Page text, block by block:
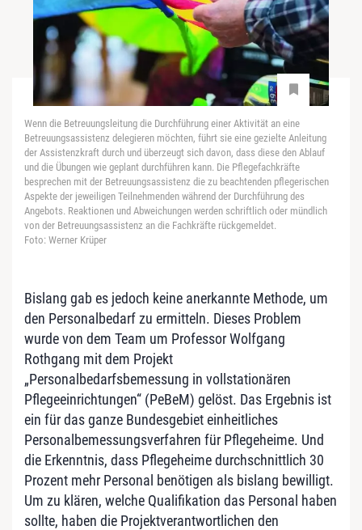
Wenn die Betreuungsleitung die Durchführung einer Aktivität an eine
Betreuungsassistenz delegieren möchten, führt sie eine gezielte Anleitung
der Assistenzkraft durch und überzeugt sich davon, dass diese den Ablauf
und die Übungen wie geplant durchführen kann. Die Pflegefachkräfte
besprechen mit der Betreuungsassistenz die zu beachtenden pflegerischen
Aspekte der jeweiligen Teilnehmenden während der Durchführung des
Angebots. Reaktionen und Abweichungen werden schriftlich oder mündlich
von der Betreuungsassistenz an die Fachkräfte rückgemeldet.
Foto: Werner Krüper
Bislang gab es jedoch keine anerkannte Methode, um
den Personalbedarf zu ermitteln. Dieses Problem
wurde von dem Team um Professor Wolfgang
Rothgang mit dem Projekt
„Personalbedarfsbemessung in vollstationären
Pflegeeinrichtungen“ (PeBeM) gelöst. Das Ergebnis ist
ein für das ganze Bundesgebiet einheitliches
Personalbemessungsverfahren für Pflegeheime. Und
die Erkenntnis, dass Pflegeheime durchschnittlich 30
Prozent mehr Personal benötigen als bislang bewilligt.
Um zu klären, welche Qualifikation das Personal haben
sollte, haben die Projektverantwortlichen den